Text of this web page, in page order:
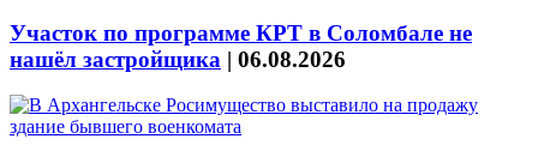
Участок по программе КРТ в Соломбале не
нашёл застройщика | 06.08.2026